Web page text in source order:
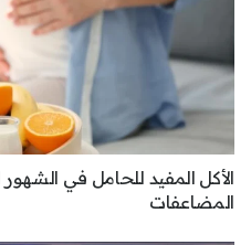
الأكل المفيد للحامل في
المضاعفات